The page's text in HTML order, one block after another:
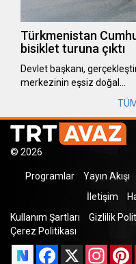
Türkmenistan
bisiklet turuna çıktı
Devlet başkanı,
merkezinin eşsiz doğal…
© 2026
Programlar Yayın Akışı
İletişim
Kullanım Şartları
Gizlilik
Çerez Politikası
Facebook
X